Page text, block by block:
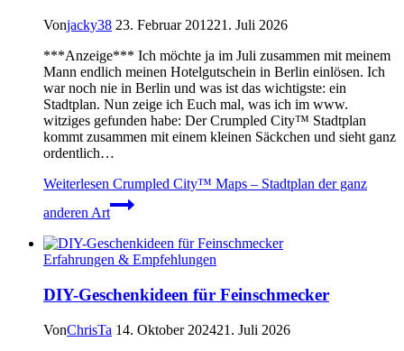
Vonjacky38 23. Februar 201221. Juli 2026
***Anzeige*** Ich möchte ja im Juli zusammen mit meinem
Mann endlich meinen Hotelgutschein in Berlin einlösen. Ich
war noch nie in Berlin und was ist das wichtigste: ein
Stadtplan. Nun zeige ich Euch mal, was ich im www.
witziges gefunden habe: Der Crumpled City™ Stadtplan
kommt zusammen mit einem kleinen Säckchen und sieht ganz
ordentlich…
Weiterlesen Crumpled City™ Maps – Stadtplan der ganz
anderen Art
Erfahrungen & Empfehlungen
DIY-Geschenkideen für Feinschmecker
VonChrisTa 14. Oktober 202421. Juli 2026